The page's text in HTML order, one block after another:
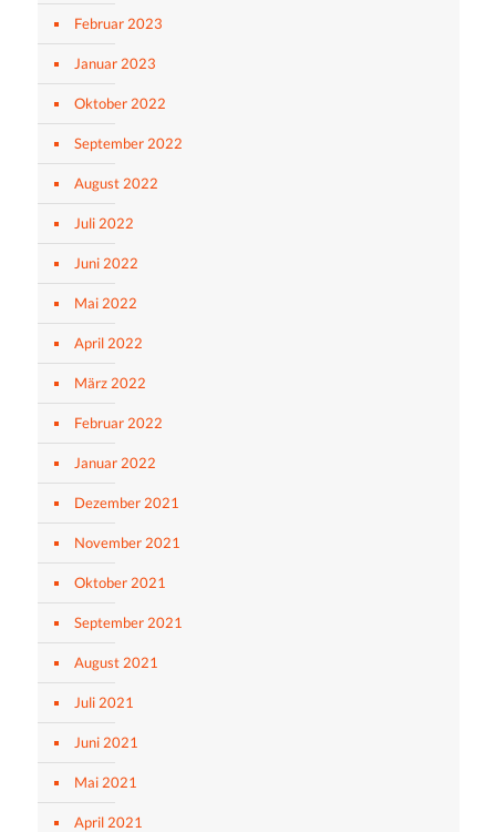
Februar 2023
Januar 2023
Oktober 2022
September 2022
August 2022
Juli 2022
Juni 2022
Mai 2022
April 2022
März 2022
Februar 2022
Januar 2022
Dezember 2021
November 2021
Oktober 2021
September 2021
August 2021
Juli 2021
Juni 2021
Mai 2021
April 2021